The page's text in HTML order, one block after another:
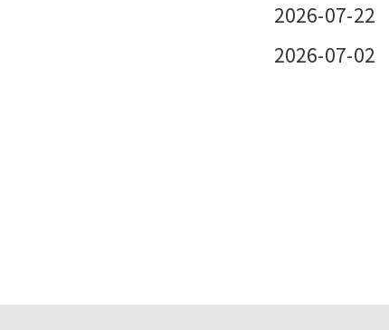
2026-07-22
2026-07-02